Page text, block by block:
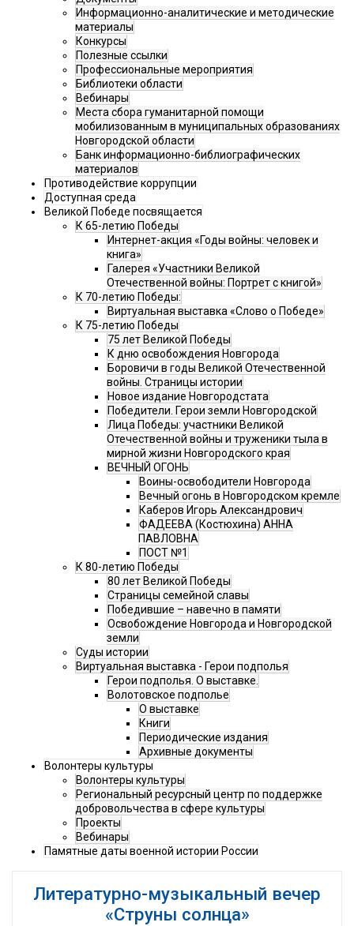
Информационно-аналитические и методические
материалы
Конкурсы
Полезные ссылки
Профессиональные мероприятия
Библиотеки области
Вебинары
Места сбора гуманитарной помощи
мобилизованным в муниципальных образованиях
Новгородской области
Банк информационно-библиографических
материалов
Противодействие коррупции
Доступная среда
Великой Победе посвящается
К 65-летию Победы
Интернет-акция «Годы войны: человек и
книга»
Галерея «Участники Великой
Отечественной войны: Портрет с книгой»
К 70-летию Победы:
Виртуальная выставка «Слово о Победе»
К 75-летию Победы
75 лет Великой Победы
К дню освобождения Новгорода
Боровичи в годы Великой Отечественной
войны. Страницы истории
Новое издание Новгородстата
Победители. Герои земли Новгородской
Лица Победы: участники Великой
Отечественной войны и труженики тыла в
мирной жизни Новгородского края
ВЕЧНЫЙ ОГОНЬ
Воины-освободители Новгорода
Вечный огонь в Новгородском кремле
Каберов Игорь Александрович
ФАДЕЕВА (Костюхина) АННА
ПАВЛОВНА
ПОСТ №1
К 80-летию Победы
80 лет Великой Победы
Страницы семейной славы
Победившие – навечно в памяти
Освобождение Новгорода и Новгородской
земли
Суды истории
Виртуальная выставка - Герои подполья
Герои подполья. О выставке.
Волотовское подполье
О выставке
Книги
Периодические издания
Архивные документы
Волонтеры культуры
Волонтеры культуры
Региональный ресурсный центр по поддержке
добровольчества в сфере культуры
Проекты
Вебинары
Памятные даты военной истории России
Литературно-музыкальный вечер
«Струны солнца»